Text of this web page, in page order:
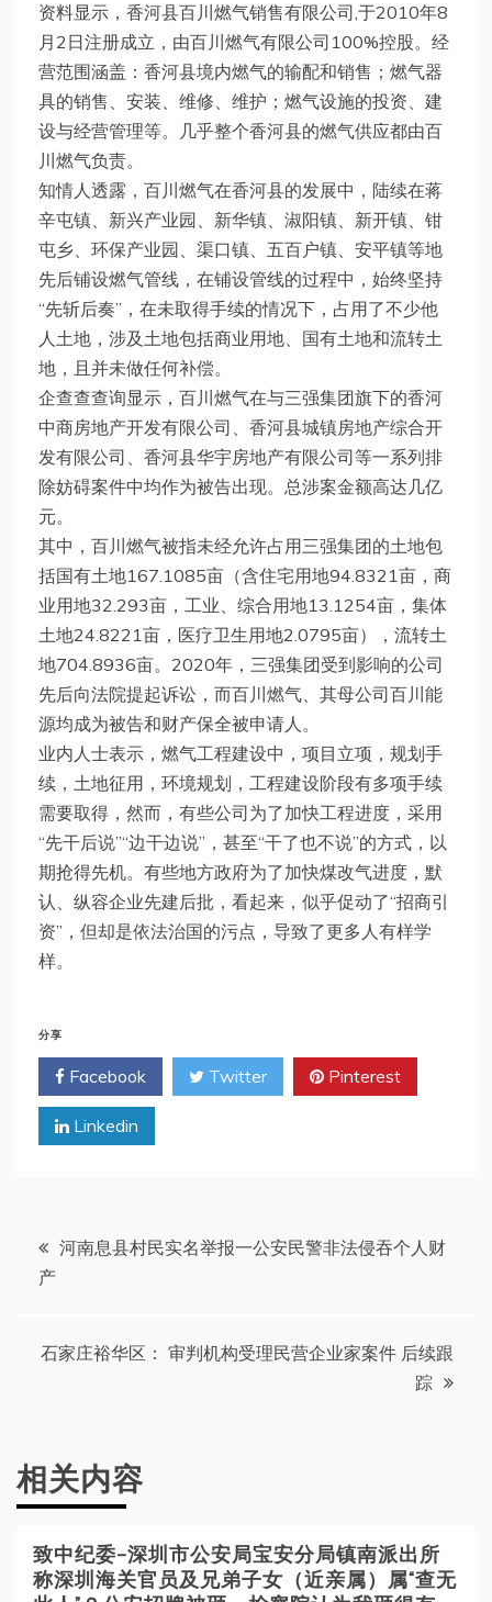
资料显示，香河县百川燃气销售有限公司,于2010年8
月2日注册成立，由百川燃气有限公司100%控股。经
营范围涵盖：香河县境内燃气的输配和销售；燃气器
具的销售、安装、维修、维护；燃气设施的投资、建
设与经营管理等。几乎整个香河县的燃气供应都由百
川燃气负责。
知情人透露，百川燃气在香河县的发展中，陆续在蒋
辛屯镇、新兴产业园、新华镇、淑阳镇、新开镇、钳
屯乡、环保产业园、渠口镇、五百户镇、安平镇等地
先后铺设燃气管线，在铺设管线的过程中，始终坚持
“先斩后奏”，在未取得手续的情况下，占用了不少他
人土地，涉及土地包括商业用地、国有土地和流转土
地，且并未做任何补偿。
企查查查询显示，百川燃气在与三强集团旗下的香河
中商房地产开发有限公司、香河县城镇房地产综合开
发有限公司、香河县华宇房地产有限公司等一系列排
除妨碍案件中均作为被告出现。总涉案金额高达几亿
元。
其中，百川燃气被指未经允许占用三强集团的土地包
括国有土地167.1085亩（含住宅用地94.8321亩，商
业用地32.293亩，工业、综合用地13.1254亩，集体
土地24.8221亩，医疗卫生用地2.0795亩），流转土
地704.8936亩。2020年，三强集团受到影响的公司
先后向法院提起诉讼，而百川燃气、其母公司百川能
源均成为被告和财产保全被申请人。
业内人士表示，燃气工程建设中，项目立项，规划手
续，土地征用，环境规划，工程建设阶段有多项手续
需要取得，然而，有些公司为了加快工程进度，采用
“先干后说”“边干边说”，甚至“干了也不说”的方式，以
期抢得先机。有些地方政府为了加快煤改气进度，默
认、纵容企业先建后批，看起来，似乎促动了“招商引
资”，但却是依法治国的污点，导致了更多人有样学
样。
分享
Facebook Twitter Pinterest
Linkedin
文
章
导
河南息县村民实名举报一公安民警非法侵吞个人财
产
石家庄裕华区： 审判机构受理民营企业家案件 后续跟
踪
相关内容
致中纪委—深圳市公安局宝安分局镇南派出所
称深圳海关官员及兄弟子女（近亲属）属“查无